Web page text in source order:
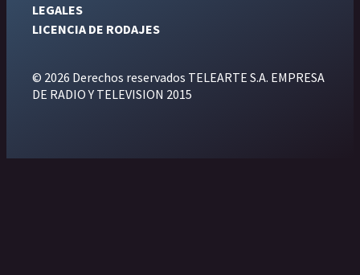
LEGALES
LICENCIA DE RODAJES
© 2026 Derechos reservados TELEARTE S.A. EMPRESA
DE RADIO Y TELEVISION 2015